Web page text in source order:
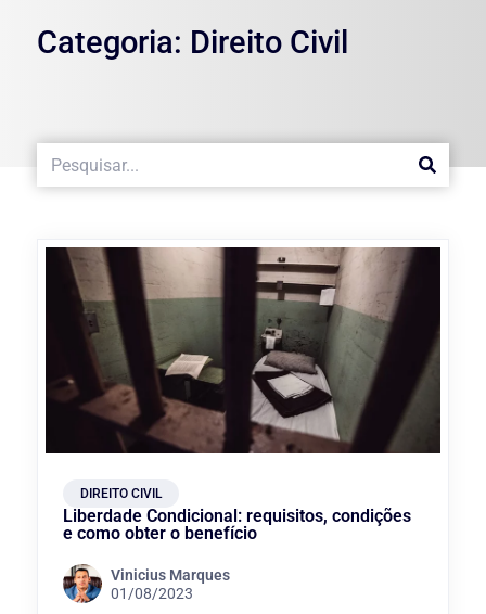
Categoria: Direito Civil
DIREITO CIVIL
Liberdade Condicional: requisitos, condições
e como obter o benefício
Vinicius Marques
01/08/2023